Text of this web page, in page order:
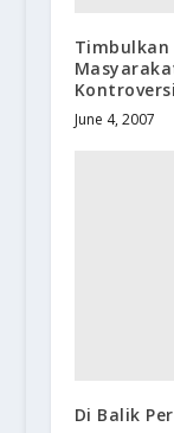
Timbulkan
June 4, 2007
Di Balik